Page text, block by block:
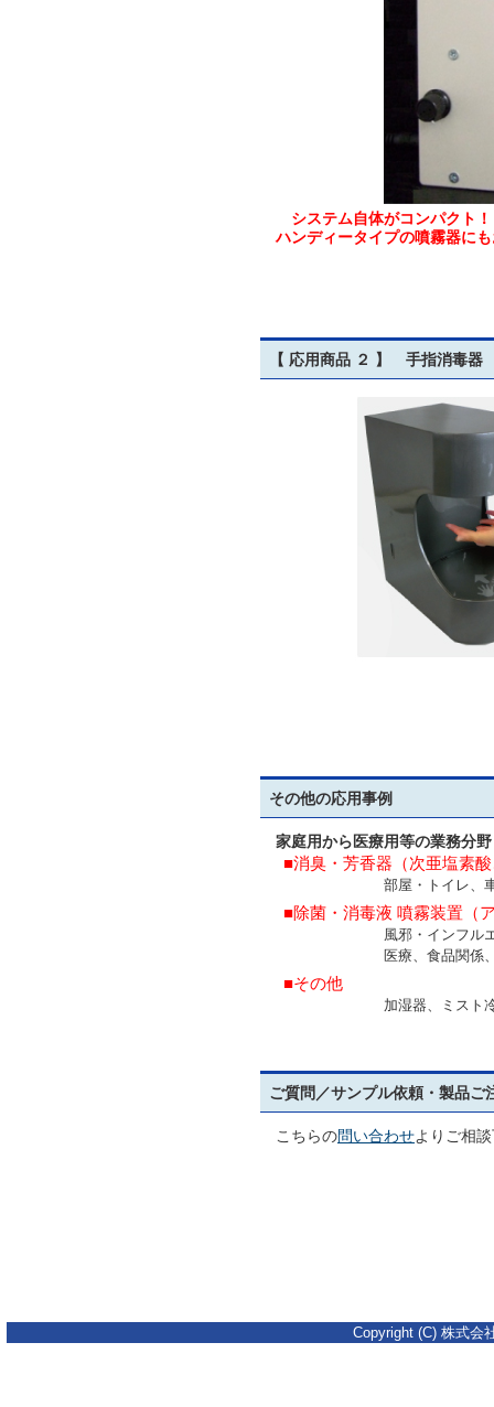
システム自体がコンパクト！
ハンディータイプの噴霧器に
【 応用商品 ２ 】 手指消毒器
その他の応用事例
家庭用から医療用等の業務分
■消臭・芳香器（次亜塩素
部屋・トイレ、車内
■除菌・消毒液 噴霧装置（
風邪・インフルエンザ
医療、食品関係、クリー
■その他
加湿器、ミスト冷却器
ご質問／サンプル依頼・製品ご
こちらの問い合わせよりご相
Copyright (C) 株式会